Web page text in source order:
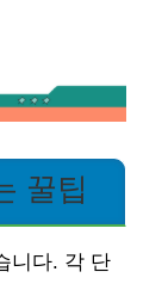
꿀팁
니다. 각 단